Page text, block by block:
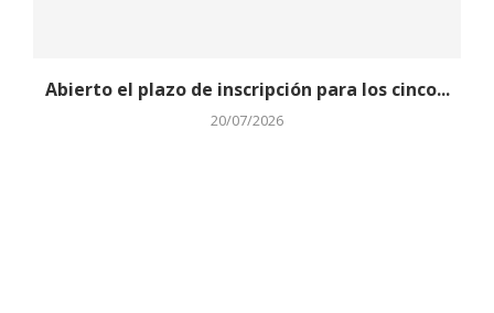
Abierto el plazo de inscripción para los cinco...
20/07/2026